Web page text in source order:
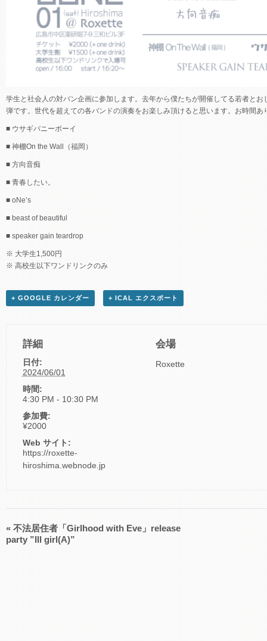
学生と社会人の対バン企画に参加します。去年から僕たちが開催してる若者と
弾です。世代を超えての各バンドの演奏をお楽しみ頂けると思います。お時間
■ ウサギバニーボーイ
■ 神棚On the Wall（福岡）
■ 方向音痴
■ 青春したい。
■ oNe’s
■ beast of beautiful
■ speaker gain teardrop
※ 大学生1,500円
※ 高校生以下ワンドリンクのみ
+ GOOGLE カレンダー + ICAL エクスポート
詳細
日付:
2024/06/01
時間:
4:30 PM - 10:30 PM
参加費:
¥2000
Web サイト:
https://roxette-
hiroshima.webnode.jp
会場
Roxette
イ
ベ
« 不法居住者「Girlhood with Eve」release
party ”Ill girl(A)”